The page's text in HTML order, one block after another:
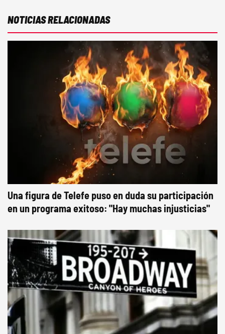
NOTICIAS RELACIONADAS
Una figura de Telefe puso en duda su participación
en un programa exitoso: "Hay muchas injusticias"